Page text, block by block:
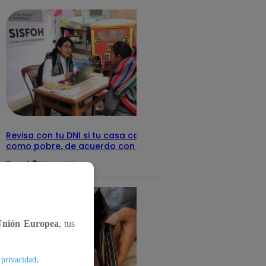
Revisa con tu DNI si tu casa califica
como pobre, de acuerdo con el Sisfoh
Te ayudo 25 de mayo 2026
Europea, tus
.